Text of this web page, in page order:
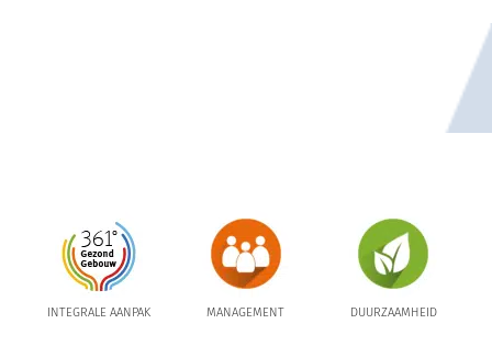
INTEGRALE AANPAK MANAGEMENT DUURZAAMHEID